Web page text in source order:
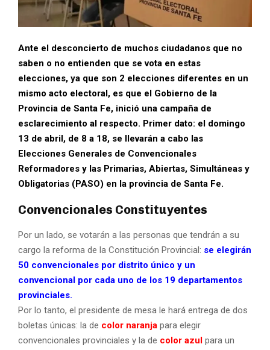
Ante el desconcierto de muchos ciudadanos que no
saben o no entienden que se vota en estas
elecciones, ya que son 2 elecciones diferentes en un
mismo acto electoral, es que el Gobierno de la
Provincia de Santa Fe, inició una campaña de
esclarecimiento al respecto. Primer dato: el domingo
13 de abril, de 8 a 18, se llevarán a cabo las
Elecciones Generales de Convencionales
Reformadores y las Primarias, Abiertas, Simultáneas y
Obligatorias (PASO) en la provincia de Santa Fe.
Convencionales Constituyentes
Por un lado, se votarán a las personas que tendrán a su
cargo la reforma de la Constitución Provincial: se elegirán
50 convencionales por distrito único y un
convencional por cada uno de los 19 departamentos
provinciales.
Por lo tanto, el presidente de mesa le hará entrega de dos
boletas únicas: la de color naranja para elegir
convencionales provinciales y la de color azul para un